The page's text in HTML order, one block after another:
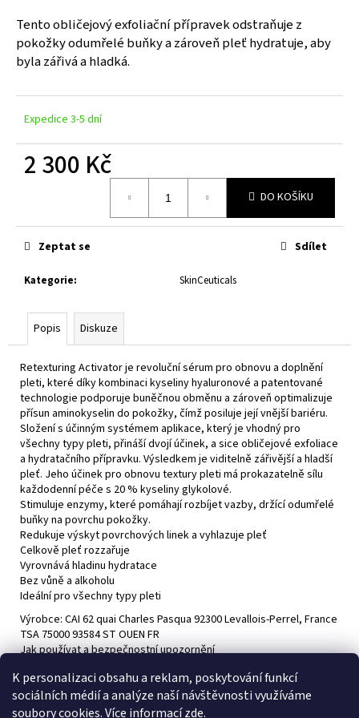
K personalizaci obsahu a reklam, poskytování funkcí
sociálních médií a analýze naší návštěvnosti využíváme
soubory cookies. Více informacízde.
Tento obličejový exfoliační přípravek odstraňuje z
pokožky odumřelé buňky a zároveň pleť hydratuje, aby
byla zářivá a hladká.
Expedice 3-5 dní
2 300 Kč
DO KOŠÍKU
Kategorie: SkinCeuticals
Zeptat se Sdílet
Popis Diskuze
Retexturing Activator je revoluční sérum pro obnovu a doplnění
pleti, které díky kombinaci kyseliny hyaluronové a patentované
technologie podporuje buněčnou obměnu a zároveň optimalizuje
přísun aminokyselin do pokožky, čímž posiluje její vnější bariéru.
Složení s účinným systémem aplikace, který je vhodný pro
všechny typy pleti, přináší dvojí účinek, a sice obličejové exfoliace
a hydratačního přípravku. Výsledkem je viditelně zářivější a hladší
pleť. Jeho účinek pro obnovu textury pleti má prokazatelně sílu
každodenní péče s 20 % kyseliny glykolové.
Stimuluje enzymy, které pomáhají rozbíjet vazby, držící odumřelé
buňky na povrchu pokožky.
Redukuje výskyt povrchových linek a vyhlazuje pleť
Celkově pleť rozzařuje
Vyrovnává hladinu hydratace
Bez vůně a alkoholu
Ideální pro všechny typy pleti
Výrobce: CAI 62 quai Charles Pasqua 92300 Levallois-Perrel, France
TSA 75000 93584 ST OUEN FR
Jak používat a bezpečnostní upozornění
nebo sérum používejte podle pokynů odborníka.
Při zasažení očí je okamžitě důkladně vypláchněte velkým
a
j
í
?
D
o
u
č
u
j
e
m
e
AOX+
EYE
GEL
2
500
Kč